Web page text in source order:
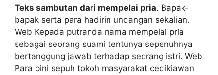
Teks sambutan dari mempelai pria. Bapak-
bapak serta para hadirin undangan sekalian.
Web Kepada putranda nama mempelai pria
sebagai seorang suami tentunya sepenuhnya
bertanggung jawab terhadap seorang istri. Web
Para pini sepuh tokoh masyarakat cedikiawan